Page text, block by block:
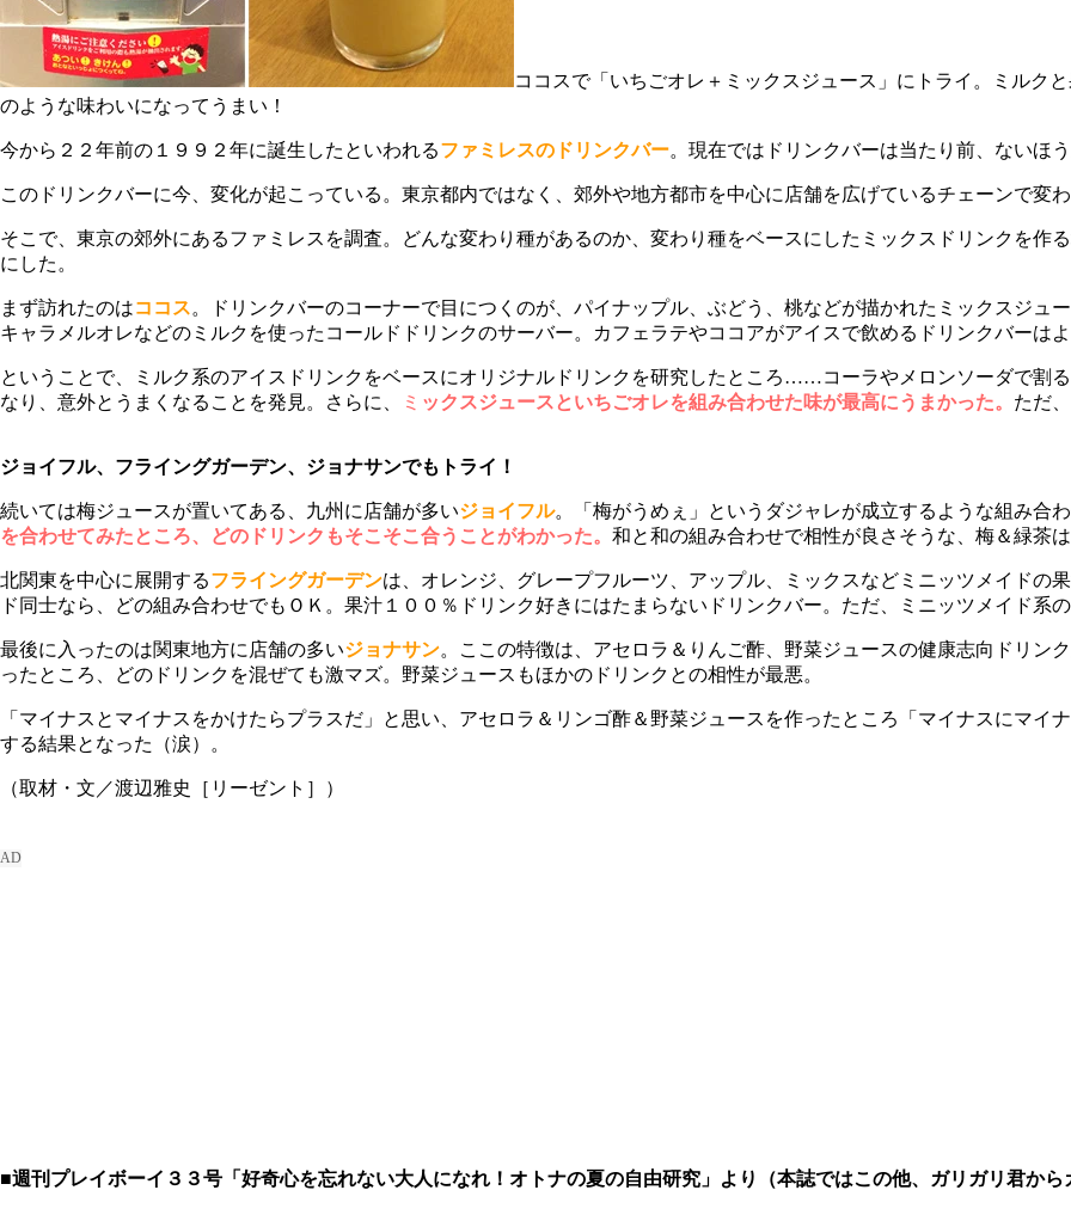
ココスで「いちごオレ＋ミックスジュース」にトライ。ミルク
のような味わいになってうまい！
今から２２年前の１９９２年に誕生したといわれるファミレスのドリンクバー。現在ではドリンクバーは当たり前、ないほ
このドリンクバーに今、変化が起こっている。東京都内ではなく、郊外や地方都市を中心に店舗を広げているチェーンで変
そこで、東京の郊外にあるファミレスを調査。どんな変わり種があるのか、変わり種をベースにしたミックスドリンクを作
にした。
まず訪れたのはココス。ドリンクバーのコーナーで目につくのが、パイナップル、ぶどう、桃などが描かれたミックスジュ
キャラメルオレなどのミルクを使ったコールドドリンクのサーバー。カフェラテやココアがアイスで飲めるドリンクバーは
ということで、ミルク系のアイスドリンクをベースにオリジナルドリンクを研究したところ……コーラやメロンソーダで割
なり、意外とうまくなることを発見。さらに、
ミ ックスジュースといちごオレを組み合わせた味が最高にうまかった。 ただ
ジョイフル、フライングガーデン、ジョナサンでもトライ！
続いては梅ジュースが置いてある、九州に店舗が多いジョイフル。「梅がうめぇ」というダジャレが成立するような組み合わ
を合わせてみたところ、どのドリンクもそこそこ合うことがわかった。 和と和の組み合わせで相性が良さそうな、梅＆緑茶
北関東を中心に展開するフライングガーデンは、オレンジ、グレープフルーツ、アップル、ミックスなどミニッツメイドの
ド同士なら、どの組み合わせでもＯＫ。果汁１００％ドリンク好きにはたまらないドリンクバー。ただ、ミニッツメイド系
最後に入ったのは関東地方に店舗の多いジョナサン。ここの特徴は、アセロラ＆りんご酢、野菜ジュースの健康志向ドリン
ったところ、どのドリンクを混ぜても激マズ。野菜ジュースもほかのドリンクとの相性が最悪。
「マイナスとマイナスをかけたらプラスだ」と思い、アセロラ＆リンゴ酢＆野菜ジュースを作ったところ「マイナスにマ
する結果となった（涙）。
（取材・文／渡辺雅史［リーゼント］）
■週刊プレイボーイ３３号「好奇心を忘れない大人になれ！オトナの夏の自由研究」より（本誌ではこの他、ガリガリ君から